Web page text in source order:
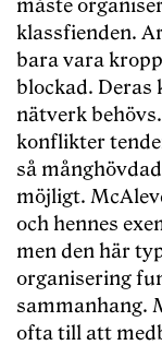
måste
klassfienden.
bara vara
blockad. Deras
nätverk
konflikter
så
möjligt.
och hennes
men den här
organisering
sammanhang.
ofta till att